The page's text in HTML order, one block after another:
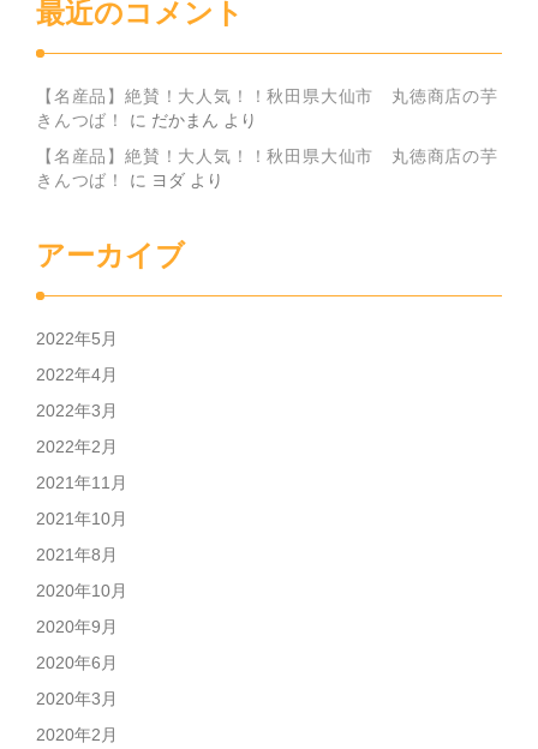
最近のコメント
【名産品】絶賛！大人気！！秋田県大仙市 丸徳商店の芋
きんつば！
に だかまん より
【名産品】絶賛！大人気！！秋田県大仙市 丸徳商店の芋
きんつば！
に ヨダ より
アーカイブ
2022年5月
2022年4月
2022年3月
2022年2月
2021年11月
2021年10月
2021年8月
2020年10月
2020年9月
2020年6月
2020年3月
2020年2月